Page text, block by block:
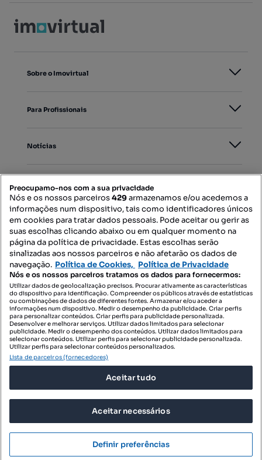
Sobre o Imovirtual
Para Profissionais
Notícias
Mapa do Site
Contacte-nos
SIGA-NOS:
DESCARREGAR NA:
© 2026 Imovirtual.com, OLX Portugal, S.A.
TERMOS DE UTILIZAÇÃO
POLÍTICA DE PRIVACIDADE
CONFIGURAÇÕES DE PRIVACIDADE
Preocupamo-nos com a sua privacidade
Nós e os nossos parceiros429armazenamos e/ou acedemos a
informações num dispositivo, tais como identificadores únicos
em cookies para tratar dados pessoais. Pode aceitar ou gerir as
suas escolhas clicando abaixo ou em qualquer momento na
página da política de privacidade. Estas escolhas serão
sinalizadas aos nossos parceiros e não afetarão os dados de
navegação. Política de Cookies, Política de Privacidade
Nós e os nossos parceiros tratamos os dados para fornecermos:
Utilizar dados de geolocalização precisos. Procurar ativamente as características
do dispositivo para identificação. Compreender os públicos através de estatísticas
ou combinações de dados de diferentes fontes. Armazenar e/ou aceder a
informações num dispositivo. Medir o desempenho da publicidade. Criar perfis
para personalizar conteúdos. Criar perfis para publicidade personalizada.
Desenvolver e melhorar serviços. Utilizar dados limitados para selecionar
publicidade. Medir o desempenho dos conteúdos. Utilizar dados limitados para
selecionar conteúdos. Utilizar perfis para selecionar publicidade personalizada.
Utilizar perfis para selecionar conteúdos personalizados.
Lista de parceiros (fornecedores)
Aceitar tudo
Aceitar necessários
Definir preferências